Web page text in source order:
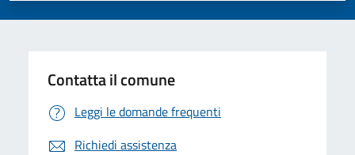
Contatta il comune
Leggi le domande frequenti
Richiedi assistenza